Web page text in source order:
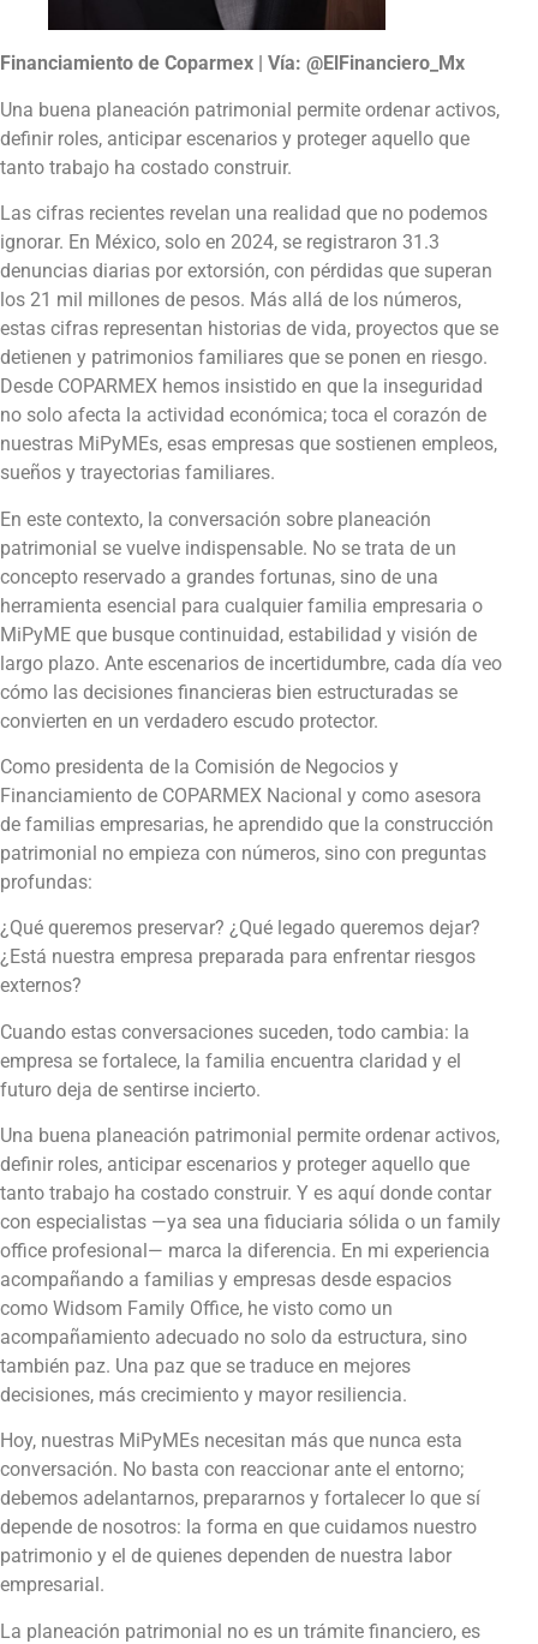
Financiamiento de Coparmex | Vía: @ElFinanciero_Mx
Una buena planeación patrimonial permite ordenar activos,
definir roles, anticipar escenarios y proteger aquello que
tanto trabajo ha costado construir.
Las cifras recientes revelan una realidad que no podemos
ignorar. En México, solo en 2024, se registraron 31.3
denuncias diarias por extorsión, con pérdidas que superan
los 21 mil millones de pesos. Más allá de los números,
estas cifras representan historias de vida, proyectos que se
detienen y patrimonios familiares que se ponen en riesgo.
Desde COPARMEX hemos insistido en que la inseguridad
no solo afecta la actividad económica; toca el corazón de
nuestras MiPyMEs, esas empresas que sostienen empleos,
sueños y trayectorias familiares.
En este contexto, la conversación sobre planeación
patrimonial se vuelve indispensable. No se trata de un
concepto reservado a grandes fortunas, sino de una
herramienta esencial para cualquier familia empresaria o
MiPyME que busque continuidad, estabilidad y visión de
largo plazo. Ante escenarios de incertidumbre, cada día veo
cómo las decisiones financieras bien estructuradas se
convierten en un verdadero escudo protector.
Como presidenta de la Comisión de Negocios y
Financiamiento de COPARMEX Nacional y como asesora
de familias empresarias, he aprendido que la construcción
patrimonial no empieza con números, sino con preguntas
profundas:
¿Qué queremos preservar? ¿Qué legado queremos dejar?
¿Está nuestra empresa preparada para enfrentar riesgos
externos?
Cuando estas conversaciones suceden, todo cambia: la
empresa se fortalece, la familia encuentra claridad y el
futuro deja de sentirse incierto.
Una buena planeación patrimonial permite ordenar activos,
definir roles, anticipar escenarios y proteger aquello que
tanto trabajo ha costado construir. Y es aquí donde contar
con especialistas —ya sea una fiduciaria sólida o un family
office profesional— marca la diferencia. En mi experiencia
acompañando a familias y empresas desde espacios
como Widsom Family Office, he visto como un
acompañamiento adecuado no solo da estructura, sino
también paz. Una paz que se traduce en mejores
decisiones, más crecimiento y mayor resiliencia.
Hoy, nuestras MiPyMEs necesitan más que nunca esta
conversación. No basta con reaccionar ante el entorno;
debemos adelantarnos, prepararnos y fortalecer lo que sí
depende de nosotros: la forma en que cuidamos nuestro
patrimonio y el de quienes dependen de nuestra labor
empresarial.
La planeación patrimonial no es un trámite financiero, es